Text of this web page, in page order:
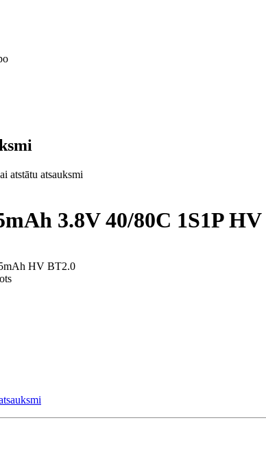
atstātu atsauksmi
3.8V 40/80C 1S1P
HV BT2.0